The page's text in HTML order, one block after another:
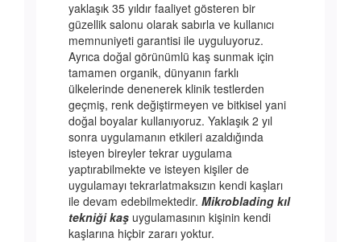
yaklaşık 35 yıldır faaliyet gösteren bir
güzellik salonu olarak sabırla ve kullanıcı
memnuniyeti garantisi ile uyguluyoruz.
Ayrıca doğal görünümlü kaş sunmak için
tamamen organik, dünyanın farklı
ülkelerinde denenerek klinik testlerden
geçmiş, renk değiştirmeyen ve bitkisel yani
doğal boyalar kullanıyoruz. Yaklaşık 2 yıl
sonra uygulamanın etkileri azaldığında
isteyen bireyler tekrar uygulama
yaptırabilmekte ve isteyen kişiler de
uygulamayı tekrarlatmaksızın kendi kaşları
ile devam edebilmektedir. Mikroblading kıl
tekniği kaş uygulamasının kişinin kendi
kaşlarına hiçbir zararı yoktur.